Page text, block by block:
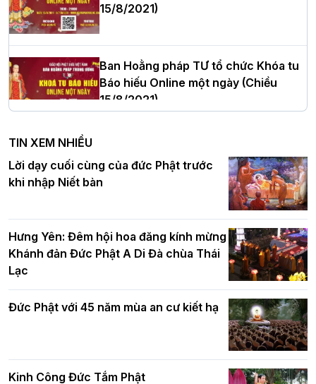
Thượng tọa Thích Tâm Chính được suy
cử tân Trưởng ban Trị sự GHPGVN tỉnh
Hà Nội: Tăng Ni Trường hạ Bồ Đề trang
nghiêm tác pháp Tiền an cư PL.2570 –
DL.2026
chúc mừng Phật đản BTS GHPGVN TP.
Hà Nội
Hơn 5.000 người tham dự diễu hành,
15/8/2021)
Ban Hoằng pháp TƯ tổ chức Khóa tu
Báo hiếu Online một ngày (Chiều
15/8/2021)
Ban Hoằng pháp TƯ tổ chức Khóa tu
Báo hiếu Online một ngày (Sáng
15/8/2021)
Tinh thần yêu nước của Phật giáo
TIN XEM NHIỀU
Lời dạy cuối cùng của đức Phật trước
khi nhập Niết bàn
Hưng Yên: Đêm hội hoa đăng kính mừng
Khánh đản Đức Phật A Di Đà chùa Thái
Lạc
Đức Phật với 45 năm mùa an cư kiết hạ
Kinh Công Đức Tắm Phật